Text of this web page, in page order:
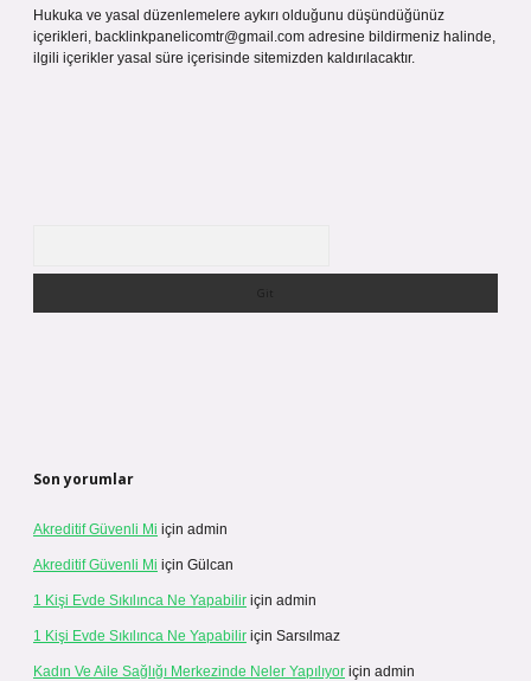
Hukuka ve yasal düzenlemelere aykırı olduğunu düşündüğünüz
içerikleri, backlinkpanelicomtr@gmail.com adresine bildirmeniz halinde,
ilgili içerikler yasal süre içerisinde sitemizden kaldırılacaktır.
Son yorumlar
Akreditif Güvenli Mi için admin
Akreditif Güvenli Mi için Gülcan
1 Kişi Evde Sıkılınca Ne Yapabilir için admin
1 Kişi Evde Sıkılınca Ne Yapabilir için Sarsılmaz
Kadın Ve Aile Sağlığı Merkezinde Neler Yapılıyor için admin